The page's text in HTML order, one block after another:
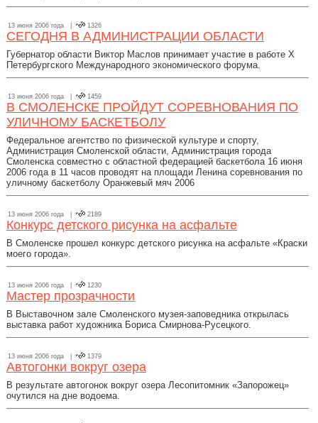
13 июня 2006 года | 1326
СЕГОДНЯ В АДМИНИСТРАЦИИ ОБЛАСТИ
Губернатор области Виктор Маслов принимает участие в работе Х
Петербургского Международного экономического форума.
13 июня 2006 года | 1459
В СМОЛЕНСКЕ ПРОЙДУТ СОРЕВНОВАНИЯ ПО
УЛИЧНОМУ БАСКЕТБОЛУ
Федеральное агентство по физической культуре и спорту,
Администрация Смоленской области, Администрация города
Смоленска совместно с областной федерацией баскетбола 16 июня
2006 года в 11 часов проводят на площади Ленина соревнования по
уличному баскетболу Оранжевый мяч 2006
13 июня 2006 года | 2189
Конкурс детского рисунка на асфальте
В Смоленске прошел конкурс детского рисунка на асфальте «Краски
моего города».
13 июня 2006 года | 1230
Мастер прозрачности
В Выставочном зале Смоленского музея-заповедника открылась
выставка работ художника Бориса Смирнова-Русецкого.
13 июня 2006 года | 1379
Автогонки вокруг озера
В результате автогонок вокруг озера Лесопитомник «Запорожец»
очутился на дне водоема.